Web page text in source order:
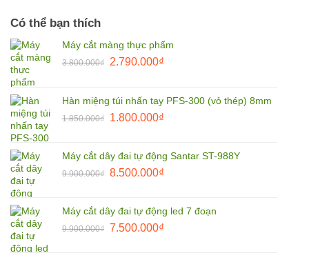
Có thể bạn thích
Máy cắt màng thực phẩm
3.800.000₫
Giá
3.800.000₫.
2.790.000₫Giá
là:
2.790.000₫.
Hàn miệng túi nhấn tay PFS-300 (vỏ thép) 8mm
1.850.000₫
Giá
1.850.000₫.
1.800.000₫Giá
là:
1.800.000₫.
Máy cắt dây đai tự động Santar ST-988Y
9.900.000₫ Giá
9.900.000₫.
8.500.000₫Giá
là:
8.500.000₫.
Máy cắt dây đai tự động led 7 đoạn
9.900.000₫ Giá
7.500.000₫Giá